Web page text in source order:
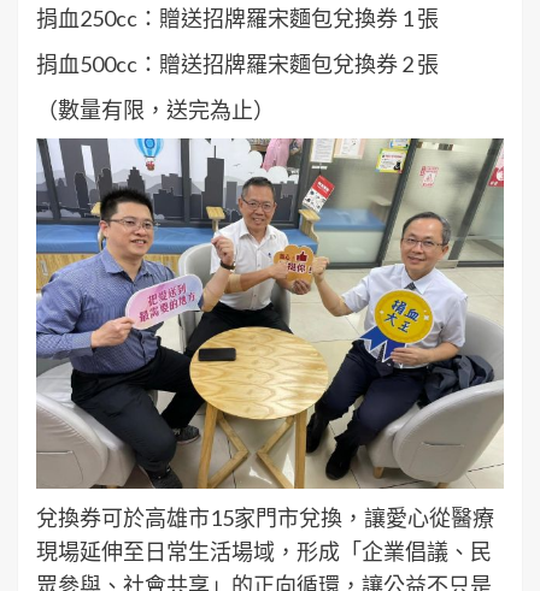
捐血250cc：贈送招牌羅宋麵包兌換券 1 張
捐血500cc：贈送招牌羅宋麵包兌換券 2 張
（數量有限，送完為止）
兌換券可於高雄市15家門市兌換，讓愛心從醫療
現場延伸至日常生活場域，形成「企業倡議、民
眾參與、社會共享」的正向循環，讓公益不只是